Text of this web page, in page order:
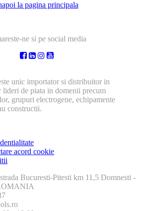
la pagina principala
ne si pe social media
unic importator si distribuitor in
de piata in domenii precum
grupuri electrogene, echipamente
constructii.
acord cookie
Bucuresti-Pitesti km 11,5 Domnesti -